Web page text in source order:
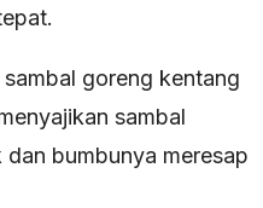
goreng kentang
sambal
bumbunya meresap